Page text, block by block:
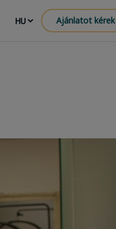
Ajánlatot kérek